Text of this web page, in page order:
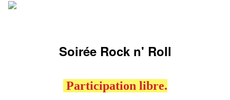
Soirée Rock n' Roll
Participation libre.